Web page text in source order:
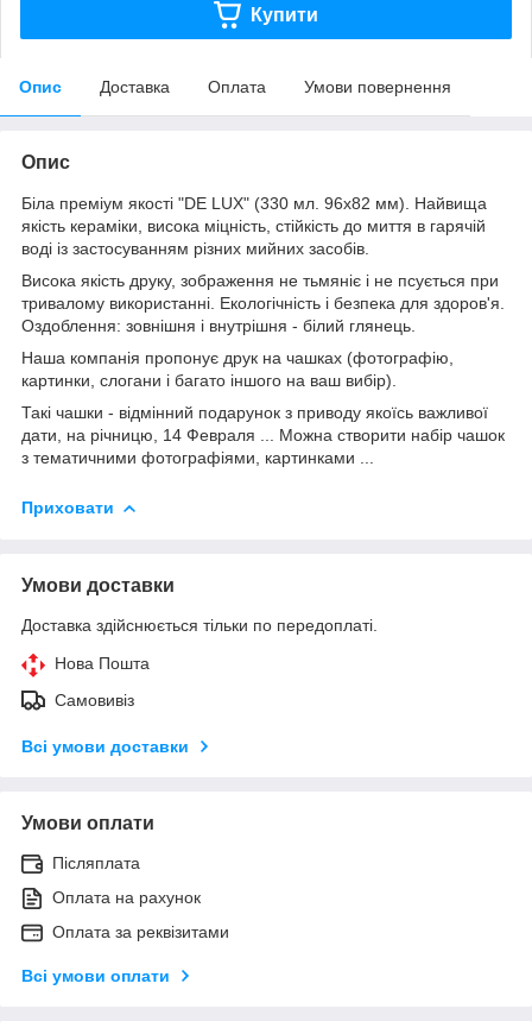
Купити
Опис Доставка Оплата Умови повернення
Опис
Біла преміум якості "DE LUX" (330 мл. 96х82 мм). Найвища
якість кераміки, висока міцність, стійкість до миття в гарячій
воді із застосуванням різних мийних засобів.
Висока якість друку, зображення не тьмяніє і не псується при
тривалому використанні. Екологічність і безпека для здоров'я.
Оздоблення: зовнішня і внутрішня - білий глянець.
Наша компанія пропонує друк на чашках (фотографію,
картинки, слогани і багато іншого на ваш вибір).
Такі чашки - відмінний подарунок з приводу якоїсь важливої ​​
дати, на річницю, 14 Февраля ... Можна створити набір чашок
з тематичними фотографіями, картинками ...
Приховати
Умови доставки
Доставка здійснюється тільки по передоплаті.
Нова Пошта
Самовивіз
Всі умови доставки
Умови оплати
Післяплата
Оплата на рахунок
Оплата за реквізитами
Всі умови оплати